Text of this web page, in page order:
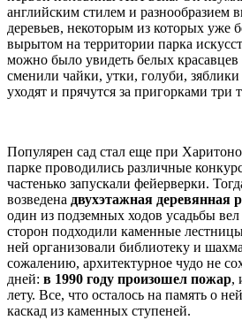
английским стилем и разнообразием
деревьев, некоторым из которых уже
вырытом на территории парка
можно было увидеть белых
сменили чайки, утки, голуби, зяблики
уходят и прячутся за пригорками три
Популярен сад стал еще при
парке проводились различные
частенько запускали фейерверки.
возведена двухэтажная деревянная
один из подземных ходов усадьбы
сторон подходили каменные
ней организовали библиотеку и
сожалению, архитектурное чудо не
дней: в 1990 году произошел пожар,
лету. Все, что осталось на память о
каскад из каменных ступеней.